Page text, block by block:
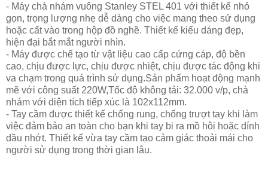
- Máy chà nhám vuông Stanley STEL 401 với thiết kế nhỏ
gọn, trọng lượng nhẹ dễ dàng cho việc mang theo sử dụng
hoặc cất vào trong hộp đồ nghề. Thiết kế kiểu dáng đẹp,
hiện đại bắt mắt người nhìn.
- Máy được chế tạo từ vật liệu cao cấp cứng cáp, độ bền
cao, chịu được lực, chịu được nhiệt, chịu được tác động khi
va chạm trong quá trình sử dụng.Sản phẩm hoạt động mạnh
mẽ với công suất 220W,Tốc độ không tải: 32.000 v/p, chà
nhám với diện tích tiếp xúc là 102x112mm.
- Tay cầm được thiết kế chống rung, chống trượt tay khi làm
việc đảm bảo an toàn cho bạn khi tay bi ra mồ hôi hoặc dính
dầu nhớt. Thiết kế vừa tay cầm tạo cảm giác thoải mái cho
người sử dụng trong thời gian lâu.